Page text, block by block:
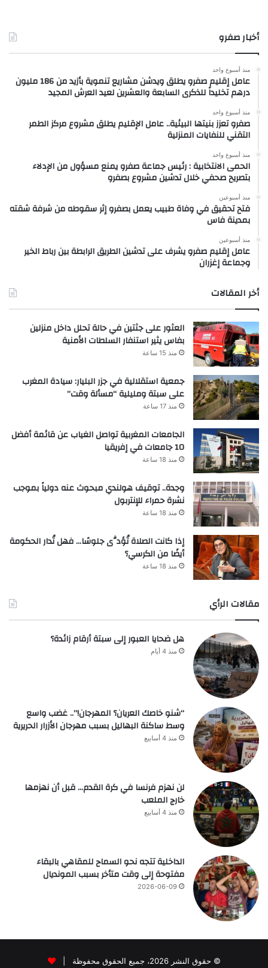
أخبار صفرو
منذ أسبوع واحد
عامل إقليم صفرو يطلق ويدشن مشاريع تنموية بأزيد من 186 مليون
درهم تخليداً للذكرى السابعة والعشرين لعيد العرش المجيد
منذ أسبوع واحد
صفرو تعزز بنيتها البيئية.. عامل الإقليم يطلق مشروع مركز الطمر
التقني للنفايات المنزلية
منذ أسبوع واحد
الحمى الانتخابية : رئيس جماعة صفرو يمنع مسؤول من الإدلاء
بتصريح صحفي خلال تدشين مشروع بصفرو
منذ أسبوعين
فتح تحقيق في وفاة طبيب يعمل بصفرو إثر سقوطه من شرفة شقته
بمدينة فاس
منذ أسبوعين
عامل إقليم صفرو يشرف على تدشين الطريق الرابطة بين رباط الخير
وجماعة إغزران
أخر المقالات
العثور على جثتين في حالة تحلل داخل منزلين
بفاس يثير استنفار السلطات الأمنية
منذ 15 ساعة
جمعية استقلالية في جزر البليار: سيادة المغرب
على سبتة ومليلية “مسألة وقت”
منذ 17 ساعة
الجامعات المغربية تواصل الغياب عن قائمة أفضل
10 جامعات في إفريقيا
منذ 18 ساعة
وجدة.. توقيف هولندي مبحوث عنه دولياً بموجب
نشرة حمراء للإنتربول
منذ 18 ساعة
إذا كانت الصلاة تُؤدَّى جلوسًا… فهل تُدار الحكومة
أيضًا من الكرسي؟
منذ 18 ساعة
مقالات الرأي
هل ضحايا العبور إلى سبتة أرقام زائدة؟
منذ 4 أيام
“شنو خاصك العريان؟ المهرجان!”.. غضب واسع
وسط ساكنة البهاليل بسبب مهرجان الأزرار الحريرية
منذ 4 أسابيع
لن نهزم فرنسا في كرة القدم… قبل أن نهزمها
خارج الملعب
منذ 4 أسابيع
الداخلية تتجه نحو السماح للمقاهي بالبقاء
مفتوحة إلى وقت متأخر بسبب المونديال
2026-06-09
© حقوق النشر 2026، جميع الحقوق محفوظة |